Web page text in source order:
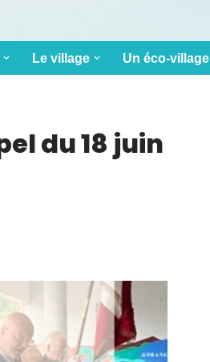
Le village Un éco-village
du 18 juin